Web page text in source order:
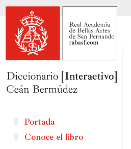
Portada
Conoce el libro